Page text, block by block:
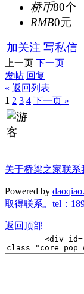
桥币80个
RMB0元
加关注 写私信
上一页 下一页
发帖 回复
« 返回列表
1 2 3 4 下一页 »
关于桥梁之家联系
Powered by
取得联系。tel：
返回顶部